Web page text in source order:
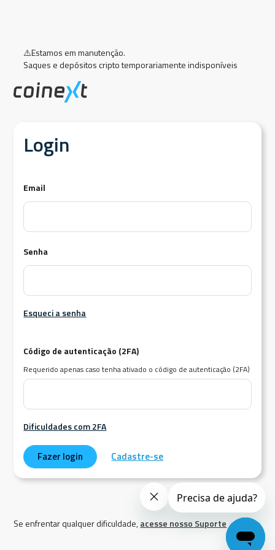
⚠️Estamos em manutenção.
Saques e depósitos cripto temporariamente indisponíveis
Login
Email
Senha
Esqueci a senha
Código de autenticação (2FA)
Requerido apenas caso tenha ativado o código de autenticação (2FA)
Dificuldades com 2FA
Fazer login Cadastre-se
Se enfrentar qualquer dificuldade,acesse nosso Suporte